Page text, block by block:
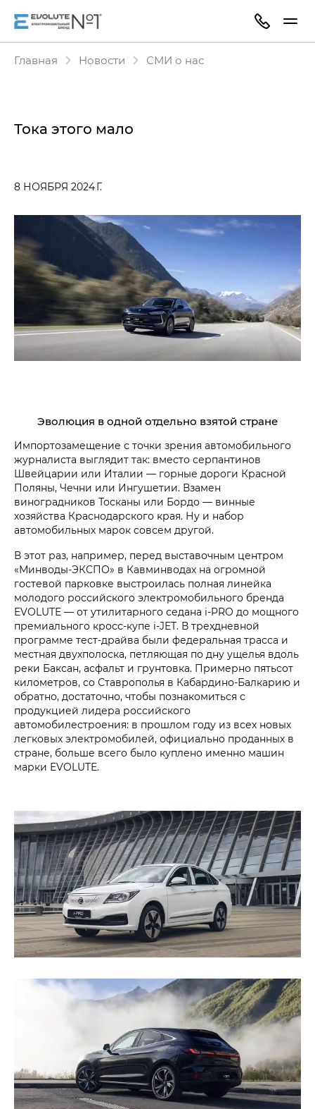
Главная Новости СМИ о нас
Тока этого мало
8 НОЯБРЯ 2024 Г.
Эволюция в одной отдельно взятой стране
Импортозамещение с точки зрения автомобильного
журналиста выглядит так: вместо серпантинов
Швейцарии или Италии — горные дороги Красной
Поляны, Чечни или Ингушетии. Взамен
виноградников Тосканы или Бордо — винные
хозяйства Краснодарского края. Ну и набор
автомобильных марок совсем другой.
В этот раз, например, перед выставочным центром
«Минводы-ЭКСПО» в Кавминводах на огромной
гостевой парковке выстроилась полная линейка
молодого российского электромобильного бренда
EVOLUTE — от утилитарного седана i‑PRO до мощного
премиального кросс-купе i‑JET. В трехдневной
программе тест-драйва были федеральная трасса и
местная двухполоска, петляющая по дну ущелья вдоль
реки Баксан, асфальт и грунтовка. Примерно пятьсот
километров, со Ставрополья в Кабардино-Балкарию и
обратно, достаточно, чтобы познакомиться с
продукцией лидера российского
автомобилестроения: в прошлом году из всех новых
легковых электромобилей, официально проданных в
стране, больше всего было куплено именно машин
марки EVOLUTE.